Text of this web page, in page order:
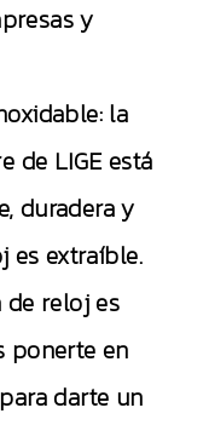
y
la
de LIGE está
duradera y
es extraíble.
de reloj es
ponerte en
darte un